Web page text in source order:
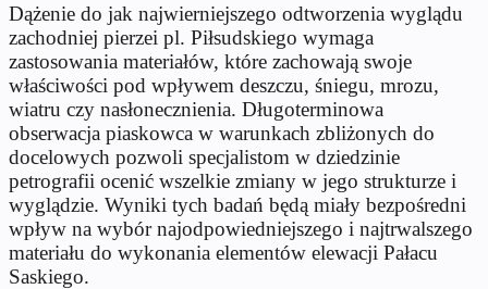
Dążenie do jak najwierniejszego odtworzenia wyglądu
zachodniej pierzei pl. Piłsudskiego wymaga
zastosowania materiałów, które zachowają swoje
właściwości pod wpływem deszczu, śniegu, mrozu,
wiatru czy nasłonecznienia. Długoterminowa
obserwacja piaskowca w warunkach zbliżonych do
docelowych pozwoli specjalistom w dziedzinie
petrografii ocenić wszelkie zmiany w jego strukturze i
wyglądzie. Wyniki tych badań będą miały bezpośredni
wpływ na wybór najodpowiedniejszego i najtrwalszego
materiału do wykonania elementów elewacji Pałacu
Saskiego.